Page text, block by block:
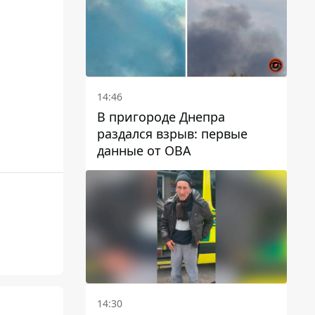
14:46
В пригороде Днепра
раздался взрыв: первые
данные от ОВА
14:30